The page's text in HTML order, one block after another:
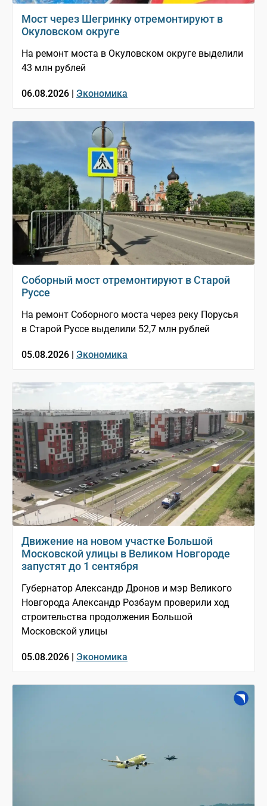
Мост через Шегринку отремонтируют в
Окуловском округе
На ремонт моста в Окуловском округе выделили
43 млн рублей
06.08.2026 | Экономика
Соборный мост отремонтируют в Старой
Руссе
На ремонт Соборного моста через реку Порусья
в Старой Руссе выделили 52,7 млн рублей
05.08.2026 | Экономика
Движение на новом участке Большой
Московской улицы в Великом Новгороде
запустят до 1 сентября
Губернатор Александр Дронов и мэр Великого
Новгорода Александр Розбаум проверили ход
строительства продолжения Большой
Московской улицы
05.08.2026 | Экономика